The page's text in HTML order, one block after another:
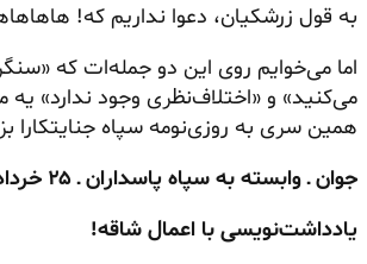
به قول زرشکیان، دعوا نداریم که!
اما می‌خوایم روی این دو جمله‌ات که
می‌کنید» و «اختلاف‌نظری وجود ندارد» یه
همین سری به روزی‌نومه سپاه جنایتکارا
جوان ـ وابسته به سپاه پاسداران ـ ۲۵ خرداد
یادداشت‌نویسی با اعمال شاقه!